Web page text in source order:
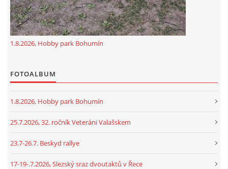
1.8.2026, Hobby park Bohumín
FOTOALBUM
1.8.2026, Hobby park Bohumín
25.7.2026, 32. ročník Veteráni Valašskem
23.7-26.7. Beskyd rallye
17-19-.7.2026, Slezský sraz dvoutaktů v Řece